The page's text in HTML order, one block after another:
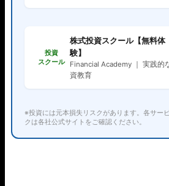
投資
スクール
株式投資スクール【無料体
験】
Financial Academy ｜ 実践的
資教育
※投資には元本損失リスクがあります。各サー
クは各社公式サイトをご確認ください。